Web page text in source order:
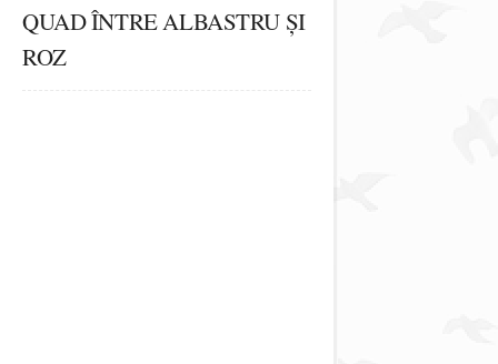
QUAD ÎNTRE ALBASTRU ȘI
ROZ